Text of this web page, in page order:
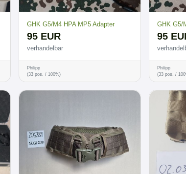
GHK G5/M4 HPA MP5 Adapter
95 EUR
verhandelbar
Philipp
(33 pos. / 100%)
GHK G5/
95
Philipp
(33 pos. /